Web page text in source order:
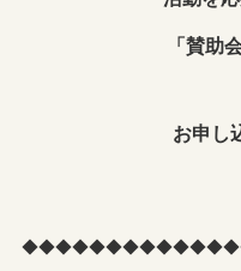
「賛助
お申し